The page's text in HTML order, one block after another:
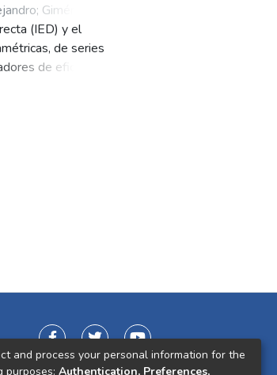
; Giménez
(IED) y el
de series
de eficiencia.
para
and process your personal information for the
purposes: Authentication, Preferences,